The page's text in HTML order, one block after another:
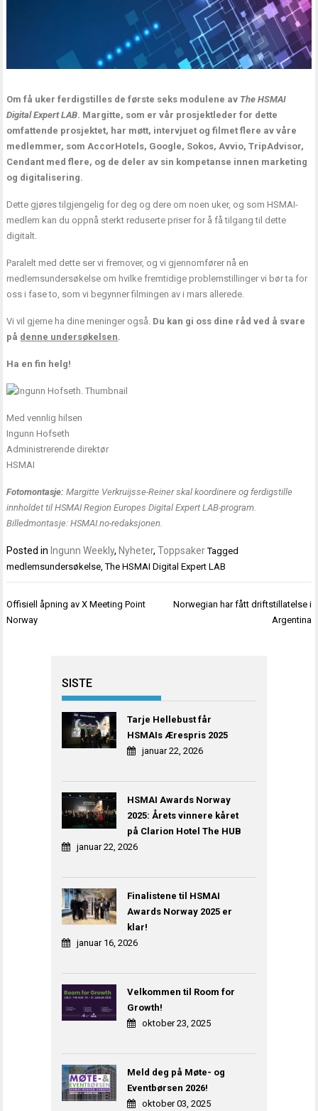
Om få uker ferdigstilles de første seks modulene av The HSMAI
Digital Expert LAB. Margitte, som er vår prosjektleder for dette
omfattende prosjektet, har møtt, intervjuet og filmet flere av våre
medlemmer, som AccorHotels, Google, Sokos, Avvio, TripAdvisor,
Cendant med flere, og de deler av sin kompetanse innen marketing
og digitalisering.
Dette gjøres tilgjengelig for deg og dere om noen uker, og som HSMAI-
medlem kan du oppnå sterkt reduserte priser for å få tilgang til dette
digitalt.
Paralelt med dette ser vi fremover, og vi gjennomfører nå en
medlemsundersøkelse om hvilke fremtidige problemstillinger vi bør ta for
oss i fase to, som vi begynner filmingen av i mars allerede.
Vi vil gjerne ha dine meninger også. Du kan gi oss dine råd ved å svare
på denne undersøkelsen.
Ha en fin helg!
Med vennlig hilsen
Ingunn Hofseth
Administrerende direktør
HSMAI
Fotomontasje: Margitte Verkruijsse-Reiner skal koordinere og ferdigstille
innholdet til HSMAI Region Europes Digital Expert LAB-program.
Billedmontasje: HSMAI.no-redaksjonen.
Posted in Ingunn Weekly, Nyheter,Toppsaker Tagged
medlemsundersøkelse,The HSMAI Digital Expert LAB
Innleggsnavigasjon
Offisiell åpning av X Meeting Point
Norway
Norwegian har fått driftstillatelse i
Argentina
SISTE
Tarje Hellebust får
HSMAIs Ærespris 2025
januar 22, 2026
HSMAI Awards Norway
2025: Årets vinnere kåret
på Clarion Hotel The HUB
januar 22, 2026
Finalistene til HSMAI
Awards Norway 2025 er
klar!
januar 16, 2026
Velkommen til Room for
Growth!
oktober 23, 2025
Meld deg på Møte- og
Eventbørsen 2026!
oktober 03, 2025